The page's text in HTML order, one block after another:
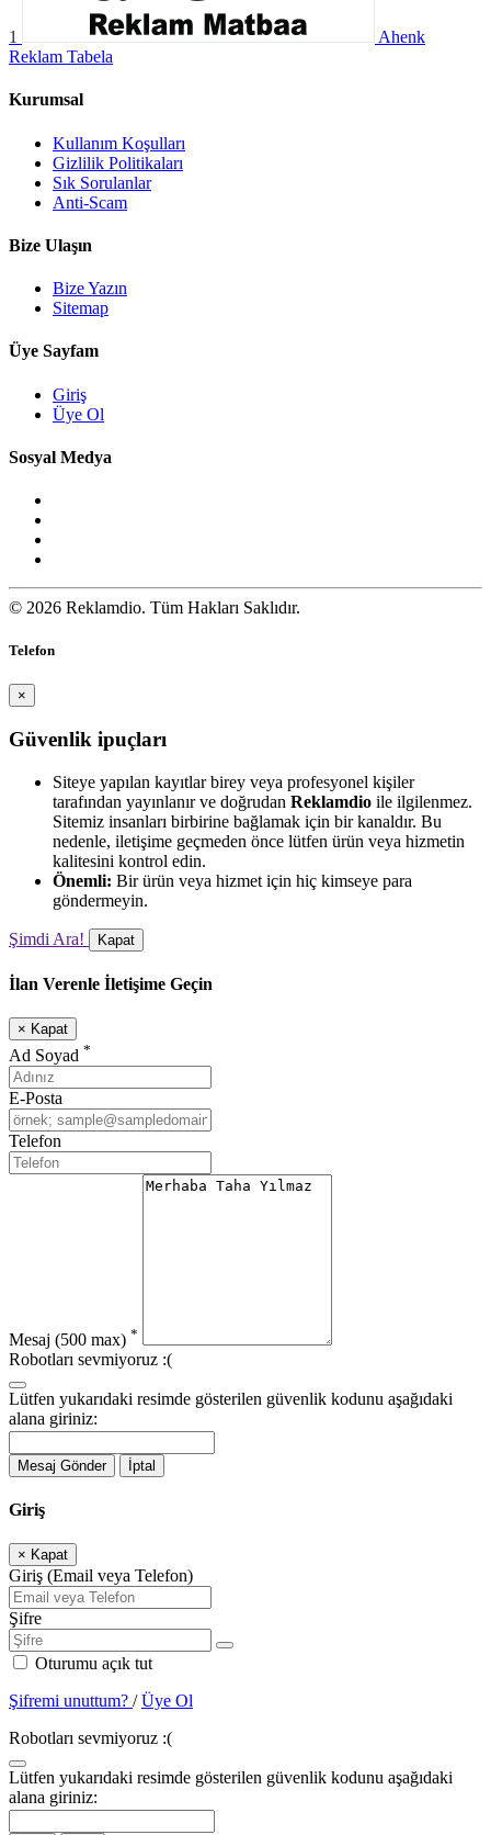
1
Ahenk
Reklam Tabela
Kurumsal
Kullanım Koşulları
Gizlilik Politikaları
Sık Sorulanlar
Anti-Scam
Bize Ulaşın
Bize Yazın
Sitemap
Üye Sayfam
Giriş
Üye Ol
Sosyal Medya
© 2026 Reklamdio. Tüm Hakları Saklıdır.
Telefon
×
Güvenlik ipuçları
Siteye yapılan kayıtlar birey veya profesyonel kişiler
tarafından yayınlanır ve doğrudan Reklamdio ile ilgilenmez.
Sitemiz insanları birbirine bağlamak için bir kanaldır. Bu
nedenle, iletişime geçmeden önce lütfen ürün veya hizmetin
kalitesini kontrol edin.
Önemli: Bir ürün veya hizmet için hiç kimseye para
göndermeyin.
Şimdi Ara! Kapat
İlan Verenle İletişime Geçin
× Kapat
Ad Soyad *
E-Posta
Telefon
Mesaj (500 max) *
Robotları sevmiyoruz :(
Lütfen yukarıdaki resimde gösterilen güvenlik kodunu aşağıdaki
alana giriniz:
Mesaj Gönder İptal
Giriş
× Kapat
Giriş (Email veya Telefon)
Şifre
Oturumu açık tut
Şifremi unuttum? /Üye Ol
Robotları sevmiyoruz :(
Lütfen yukarıdaki resimde gösterilen güvenlik kodunu aşağıdaki
alana giriniz: